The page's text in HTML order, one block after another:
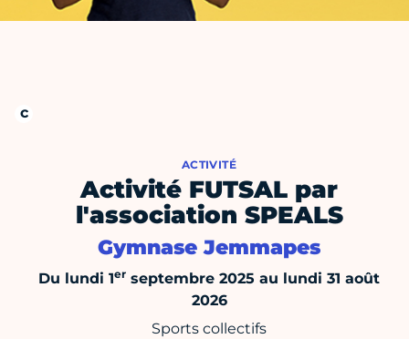
ACTIVITÉ
Activité FUTSAL par
l'association SPEALS
Gymnase Jemmapes
Du lundi 1er septembre 2025 au lundi 31 août
2026
Sports collectifs